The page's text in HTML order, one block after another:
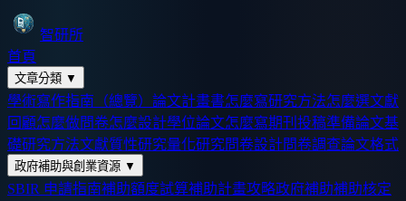
智研所
首頁
文章分類 ▼
學術寫作指南（總覽） 論文計畫書怎麼寫研究方法怎麼選文獻
回顧怎麼做問卷怎麼設計學位論文怎麼寫期刊投稿準備論文基
礎研究方法文獻質性研究量化研究問卷設計問卷調查論文格式
政府補助與創業資源 ▼
SBIR 申請指南補助額度試算補助計畫攻略政府補助補助核定